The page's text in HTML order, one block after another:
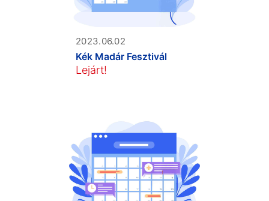
2023.06.02
Kék Madár Fesztivál
Lejárt!